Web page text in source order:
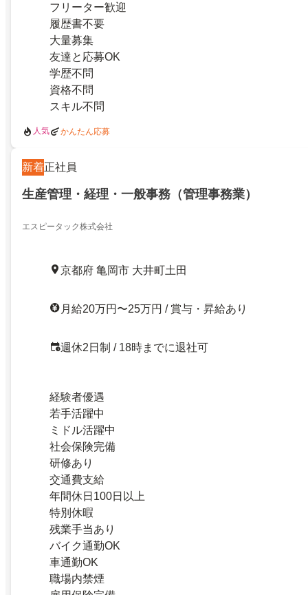
フリーター歓迎
履歴書不要
大量募集
友達と応募OK
学歴不問
資格不問
スキル不問
人気 かんたん応募
新着正社員
生産管理・経理・一般事務（管理事務業）
エスピータック株式会社
京都府 亀岡市 大井町土田
月給20万円〜25万円 / 賞与・昇給あり
週休2日制 / 18時までに退社可
経験者優遇
若手活躍中
ミドル活躍中
社会保険完備
研修あり
交通費支給
年間休日100日以上
特別休暇
残業手当あり
バイク通勤OK
車通勤OK
職場内禁煙